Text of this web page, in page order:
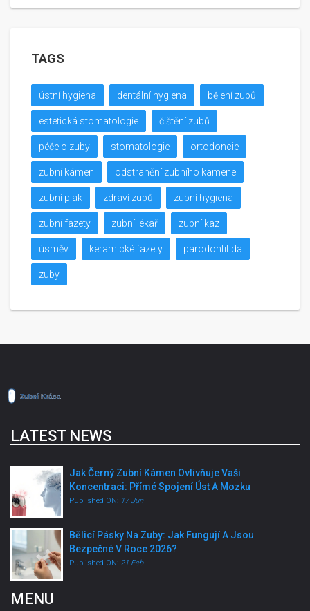
TAGS
ústní hygiena dentální hygiena bělení zubů
estetická stomatologie čištění zubů
péče o zuby stomatologie ortodoncie
zubní kámen odstranění zubního kamene
zubní plak zdraví zubů zubní hygiena
zubní fazety zubní lékař zubní kaz
úsměv keramické fazety parodontitida
zuby
LATEST NEWS
Jak Černý Zubní Kámen Ovlivňuje Vaši
Koncentraci: Přímé Spojení Úst A Mozku
Published ON: 17 Jun
Bělicí Pásky Na Zuby: Jak Fungují A Jsou
Bezpečné V Roce 2026?
Published ON: 21 Feb
MENU